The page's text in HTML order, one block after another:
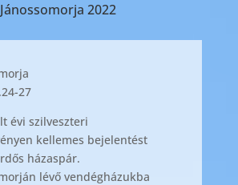
Jánossomorja 2022
27
évi szilveszteri
kellemes bejelentést
házaspár.
lévő vendégházukba